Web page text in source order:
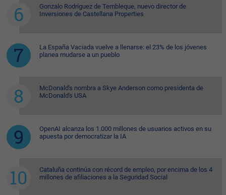
Gonzalo Rodríguez de Tembleque, nuevo director de
Inversiones de Castellana Properties
La España Vaciada vuelve a llenarse: el 23% de los jóvenes
planea mudarse a un pueblo
McDonald's nombra a Skye Anderson como presidenta de
McDonald's USA
OpenAI alcanza los 1.000 millones de usuarios activos en su
apuesta por democratizar la IA
Cataluña continúa con récord de empleo, por encima de los 4
millones de afiliaciones a la Seguridad Social